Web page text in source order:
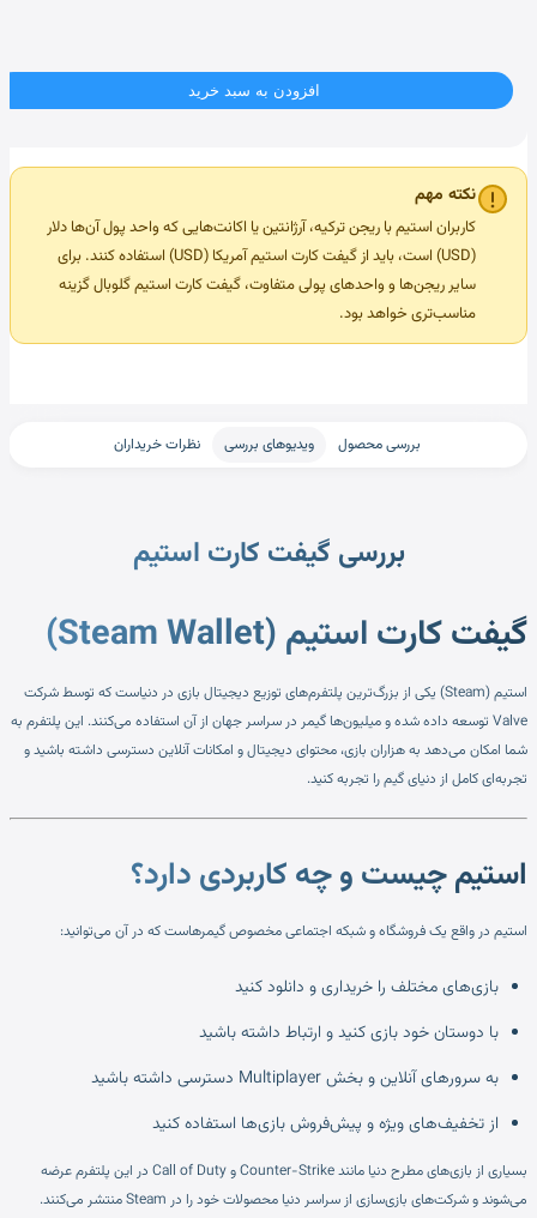
افزودن به سبد خرید
نکته مهم
کاربران استیم با ریجن ترکیه، آرژانتین یا اکانت‌هایی که واحد پول آن‌ها دلار
(USD) است، باید از گیفت کارت استیم آمریکا (USD) استفاده کنند. برای
سایر ریجن‌ها و واحدهای پولی متفاوت، گیفت کارت استیم گلوبال گزینه
مناسب‌تری خواهد بود.
بررسی محصول ویدیوهای بررسی نظرات خریداران
بررسی گیفت کارت استیم
گیفت کارت استیم (Steam Wallet)
استیم (Steam) یکی از بزرگ‌ترین پلتفرم‌های توزیع دیجیتال بازی در دنیاست که توسط شرکت
Valve توسعه داده شده و میلیون‌ها گیمر در سراسر جهان از آن استفاده می‌کنند. این پلتفرم به
شما امکان می‌دهد به هزاران بازی، محتوای دیجیتال و امکانات آنلاین دسترسی داشته باشید و
تجربه‌ای کامل از دنیای گیم را تجربه کنید.
استیم چیست و چه کاربردی دارد؟
استیم در واقع یک فروشگاه و شبکه اجتماعی مخصوص گیمرهاست که در آن می‌توانید:
بازی‌های مختلف را خریداری و دانلود کنید
با دوستان خود بازی کنید و ارتباط داشته باشید
به سرورهای آنلاین و بخش Multiplayer دسترسی داشته باشید
از تخفیف‌های ویژه و پیش‌فروش بازی‌ها استفاده کنید
بسیاری از بازی‌های مطرح دنیا مانند Counter-Strike و Call of Duty در این پلتفرم عرضه
می‌شوند و شرکت‌های بازی‌سازی از سراسر دنیا محصولات خود را در Steam منتشر می‌کنند.